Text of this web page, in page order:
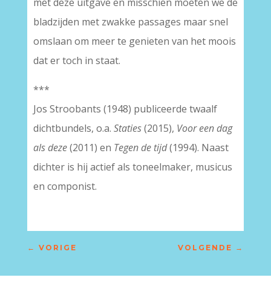
met deze uitgave en misschien moeten we de
bladzijden met zwakke passages maar snel
omslaan om meer te genieten van het moois
dat er toch in staat.
***
Jos Stroobants (1948) publiceerde twaalf
dichtbundels, o.a. Staties(2015), Voor een dag
als deze(2011) en Tegen de tijd(1994). Naast
dichter is hij actief als toneelmaker, musicus
en componist.
← VORIGE VOLGENDE →